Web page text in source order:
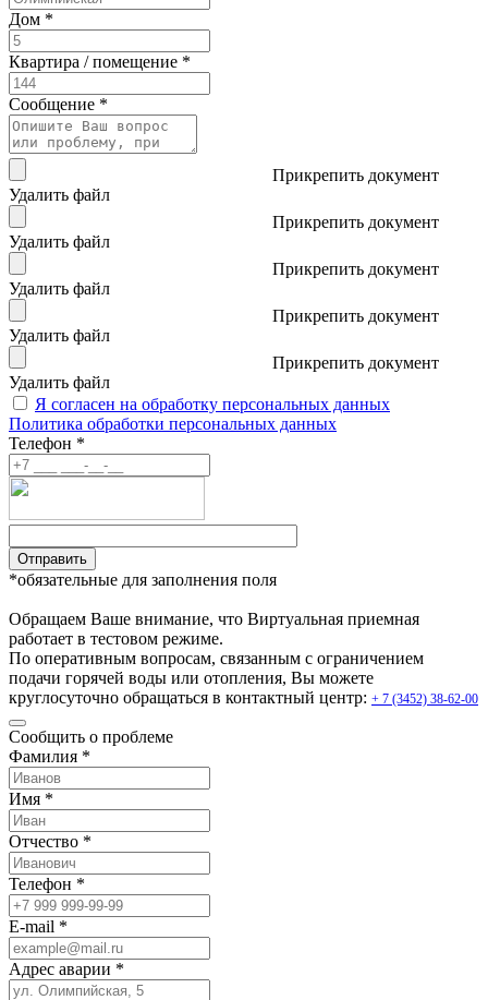
Дом *
Квартира / помещение *
Сообщение *
Прикрепить документ
Удалить файл
Прикрепить документ
Удалить файл
Прикрепить документ
Удалить файл
Прикрепить документ
Удалить файл
Прикрепить документ
Удалить файл
Я согласен на обработку персональных данных
Политика обработки персональных данных
Телефон *
Отправить
*обязательные для заполнения поля
Обращаем Ваше внимание, что Виртуальная приемная
работает в тестовом режиме.
По оперативным вопросам, связанным с ограничением
подачи горячей воды или отопления, Вы можете
круглосуточно обращаться в контактный центр: + 7 (3452) 38-62-00
Сообщить о проблеме
Фамилия *
Имя *
Отчество *
Телефон *
E-mail *
Адрес аварии *